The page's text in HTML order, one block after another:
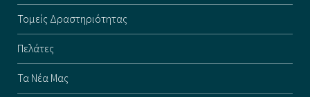
Τομείς Δραστηριότητας
Πελάτες
Τα Νέα Μας